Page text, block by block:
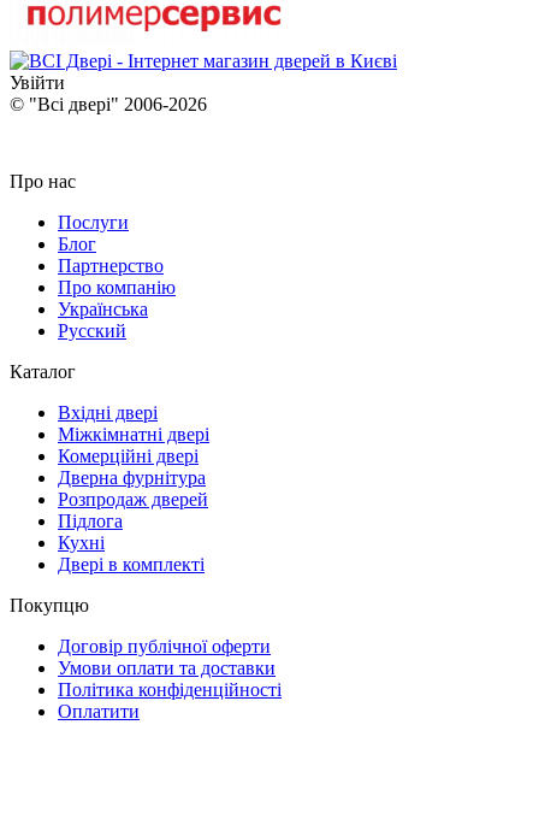
Увійти
© "Всі двері" 2006-2026
Про нас
Послуги
Блог
Партнерство
Про компанію
Українська
Русский
Каталог
Вхідні двері
Міжкімнатні двері
Комерційні двері
Дверна фурнітура
Розпродаж дверей
Підлога
Кухні
Двері в комплекті
Покупцю
Договір публічної оферти
Умови оплати та доставки
Політика конфіденційності
Оплатити